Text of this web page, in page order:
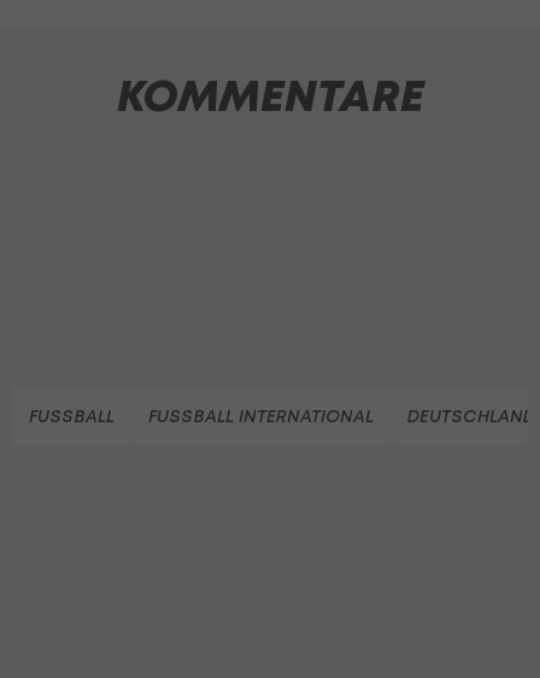
KOMMENTARE
FUSSBALL FUSSBALL INTERNATIONAL